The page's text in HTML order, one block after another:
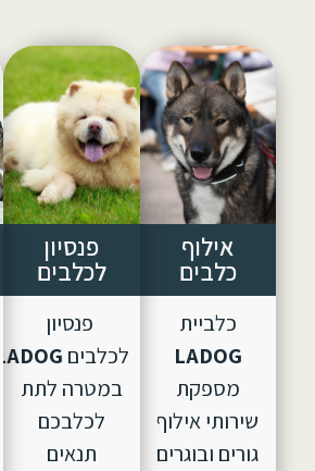
אילוף
כלבים
כלביית
LADOG
מספקת
שירותי אילוף
גורים ובוגרים
פנסיון
לכלבים
פנסיון
לכלבים LADOG,
במטרה לתת
לכלבכם
תנאים